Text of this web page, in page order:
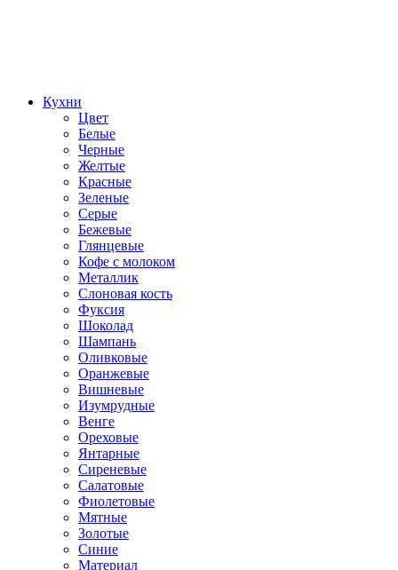
Кухни
Цвет
Белые
Черные
Желтые
Красные
Зеленые
Серые
Бежевые
Глянцевые
Кофе с молоком
Металлик
Слоновая кость
Фуксия
Шоколад
Шампань
Оливковые
Оранжевые
Вишневые
Изумрудные
Венге
Ореховые
Янтарные
Сиреневые
Салатовые
Фиолетовые
Мятные
Золотые
Синие
Материал